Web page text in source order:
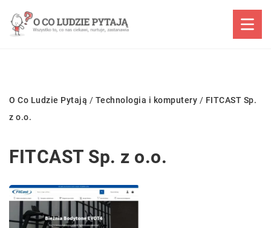
O Co Ludzie Pytają / Technologia i komputery / FITCAST Sp.
z o.o.
FITCAST Sp. z o.o.